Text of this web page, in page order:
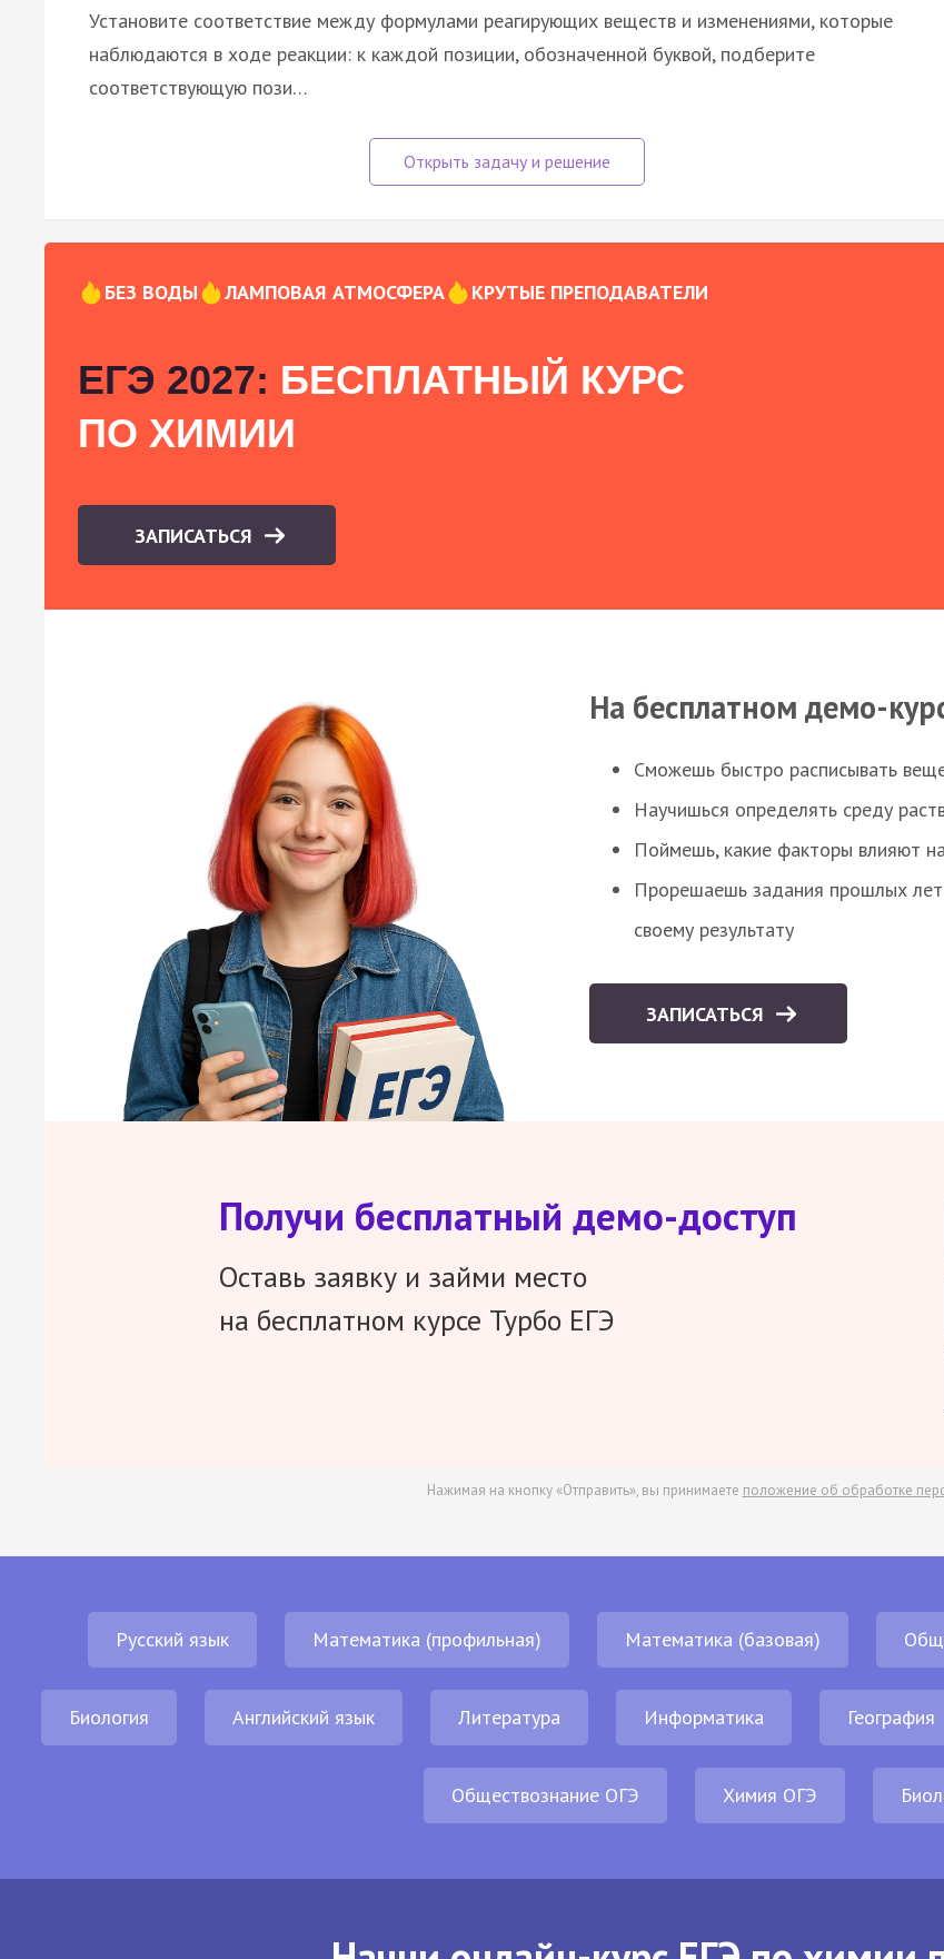
Установите соответствие между формулами реагирующих веществ и изменениями, которые
наблюдаются в ходе реакции: к каждой позиции, обозначенной буквой, подберите
соответствующую пози…
БЕЗ ВОДЫ ЛАМПОВАЯ АТМОСФЕРА КРУТЫЕ ПРЕПОДАВАТЕЛИ
ЕГЭ 2027: БЕСПЛАТНЫЙ КУРС
ПО ХИМИИ
ЗАПИСАТЬСЯ
На бесплатном демо-
Сможешь быстро расписывать
Научишься определять среду
Поймешь, какие факторы влияют
Прорешаешь задания прошлых
своему результату
ЗАПИСАТЬСЯ
Получи бесплатный демо-доступ
Оставь заявку и займи место
на бесплатном курсе Турбо ЕГЭ
Нажимая на кнопку «Отправить», вы принимаете положение об обработке
Русский язык Математика (профильная) Математика (базовая)
Биология Английский язык Литература Информатика География
Обществознание ОГЭ Химия ОГЭ